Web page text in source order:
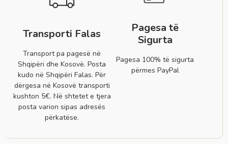
Transporti Falas
Transport pa pagesë në
Shqipëri dhe Kosovë. Posta
kudo në Shqipëri Falas. Për
dërgesa në Kosovë transporti
kushton 5€. Në shtetet e tjera
posta varion sipas adresës
përkatëse.
Pagesa të
Sigurta
Pagesa 100% të sigurta
përmes PayPal